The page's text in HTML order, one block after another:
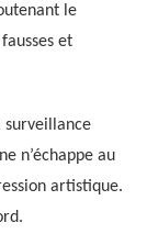
le
et
surveillance
n’échappe au
artistique.